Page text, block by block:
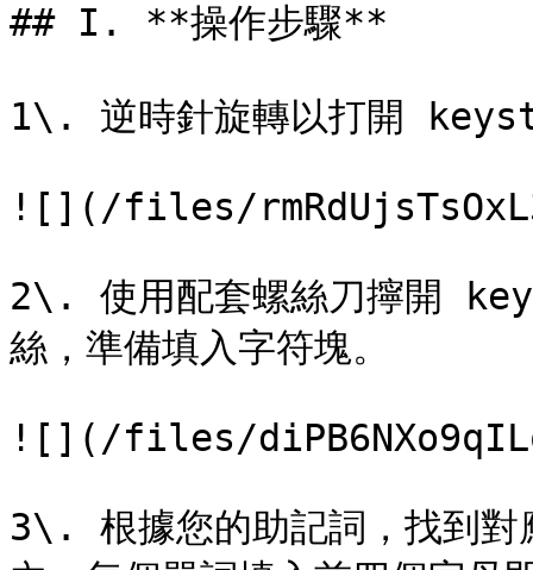
## I. **操作步驟**
1\. 逆時針旋轉以打開
![](/files/
2\. 使用配套螺絲刀擰開
絲，準備填入字符塊。
![](/files/
3\. 根據您的助記詞，找到對